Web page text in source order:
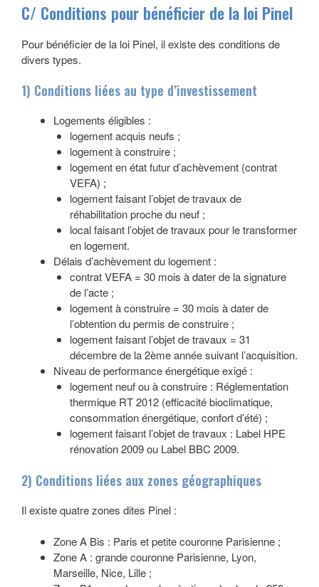
C/ Conditions pour bénéficier de la loi Pinel
Pour bénéficier de la loi Pinel, il existe des conditions de
divers types.
1) Conditions liées au type d’investissement
Logements éligibles :
logement acquis neufs ;
logement à construire ;
logement en état futur d’achèvement (contrat
VEFA) ;
logement faisant l’objet de travaux de
réhabilitation proche du neuf ;
local faisant l’objet de travaux pour le transformer
en logement.
Délais d’achèvement du logement :
contrat VEFA = 30 mois à dater de la signature
de l’acte ;
logement à construire = 30 mois à dater de
l’obtention du permis de construire ;
logement faisant l’objet de travaux = 31
décembre de la 2ème année suivant l’acquisition.
Niveau de performance énergétique exigé :
logement neuf ou à construire : Réglementation
thermique RT 2012 (efficacité bioclimatique,
consommation énergétique, confort d’été) ;
logement faisant l’objet de travaux : Label HPE
rénovation 2009 ou Label BBC 2009.
2) Conditions liées aux zones géographiques
Il existe quatre zones dites Pinel :
Zone A Bis : Paris et petite couronne Parisienne ;
Zone A : grande couronne Parisienne, Lyon,
Marseille, Nice, Lille ;